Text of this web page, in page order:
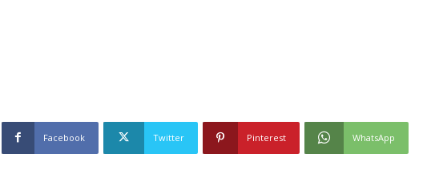
Facebook Twitter Pinterest WhatsApp